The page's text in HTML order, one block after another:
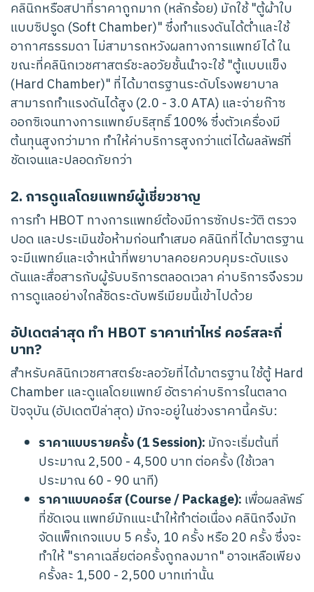
คลินิกหรือสปาที่ราคาถูกมาก (หลักร้อย) มักใช้ "ตู้ผ้าใบ
แบบซิปรูด (Soft Chamber)" ซึ่งทำแรงดันได้ต่ำและใช้
อากาศธรรมดา ไม่สามารถหวังผลทางการแพทย์ได้ ใน
ขณะที่คลินิกเวชศาสตร์ชะลอวัยชั้นนำจะใช้ "ตู้แบบแข็ง
(Hard Chamber)" ที่ได้มาตรฐานระดับโรงพยาบาล
สามารถทำแรงดันได้สูง (2.0 - 3.0 ATA) และจ่ายก๊าซ
ออกซิเจนทางการแพทย์บริสุทธิ์ 100% ซึ่งตัวเครื่องมี
ต้นทุนสูงกว่ามาก ทำให้ค่าบริการสูงกว่าแต่ได้ผลลัพธ์ที่
ชัดเจนและปลอดภัยกว่า
2. การดูแลโดยแพทย์ผู้เชี่ยวชาญ
การทำ HBOT ทางการแพทย์ต้องมีการซักประวัติ ตรวจ
ปอด และประเมินข้อห้ามก่อนทำเสมอ คลินิกที่ได้มาตรฐาน
จะมีแพทย์และเจ้าหน้าที่พยาบาลคอยควบคุมระดับแรง
ดันและสื่อสารกับผู้รับบริการตลอดเวลา ค่าบริการจึงรวม
การดูแลอย่างใกล้ชิดระดับพรีเมียมนี้เข้าไปด้วย
อัปเดตล่าสุด ทำ HBOT ราคาเท่าไหร่ คอร์สละกี่
บาท?
สำหรับคลินิกเวชศาสตร์ชะลอวัยที่ได้มาตรฐาน ใช้ตู้ Hard
Chamber และดูแลโดยแพทย์ อัตราค่าบริการในตลาด
ปัจจุบัน (อัปเดตปีล่าสุด) มักจะอยู่ในช่วงราคานี้ครับ:
ราคาแบบรายครั้ง (1 Session): มักจะเริ่มต้นที่
ประมาณ 2,500 - 4,500 บาท ต่อครั้ง (ใช้เวลา
ประมาณ 60 - 90 นาที)
ราคาแบบคอร์ส (Course / Package): เพื่อผลลัพธ์
ที่ชัดเจน แพทย์มักแนะนำให้ทำต่อเนื่อง คลินิกจึงมัก
จัดแพ็กเกจแบบ 5 ครั้ง, 10 ครั้ง หรือ 20 ครั้ง ซึ่งจะ
ทำให้ "ราคาเฉลี่ยต่อครั้งถูกลงมาก" อาจเหลือเพียง
ครั้งละ 1,500 - 2,500 บาทเท่านั้น